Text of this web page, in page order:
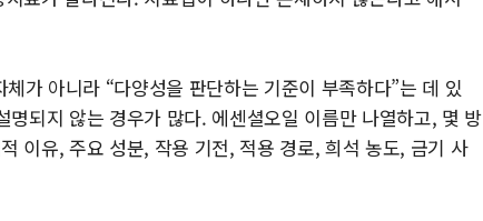
가 아니라 “다양성을 판단하는 기준이 부족하다”는 데 있
되지 않는 경우가 많다. 에센셜오일 이름만 나열하고, 몇 방
이유, 주요 성분, 작용 기전, 적용 경로, 희석 농도, 금기 사